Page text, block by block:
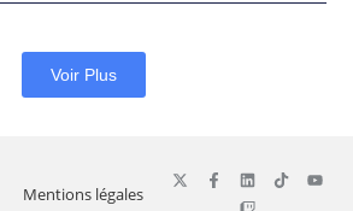
Voir Plus
Mentions légales